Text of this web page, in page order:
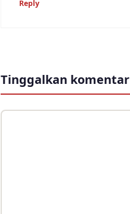
Reply
Tinggalkan komentar
Komentar
Nama
Surel
Situs